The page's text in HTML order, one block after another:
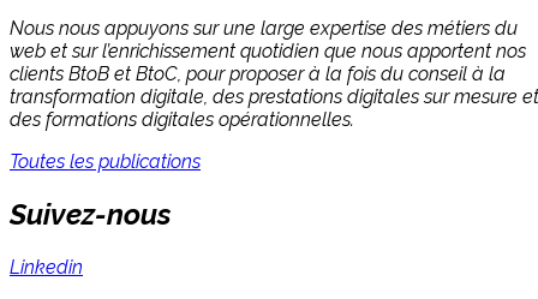
Nous nous appuyons sur une large expertise des métiers du
web et sur l’enrichissement quotidien que nous apportent nos
clients BtoB et BtoC, pour proposer à la fois du conseil à la
transformation digitale, des prestations digitales sur mesure et
des formations digitales opérationnelles.
Toutes les publications
Suivez-nous
Linkedin